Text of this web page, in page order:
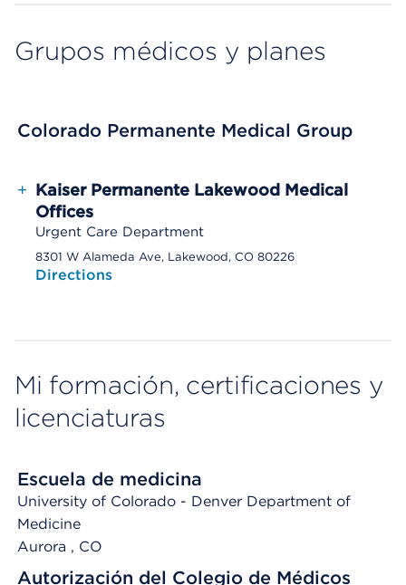
Grupos médicos y planes
Colorado Permanente Medical Group
+ Kaiser Permanente Lakewood Medical
Offices
Urgent Care Department
8301 W Alameda Ave, Lakewood, CO 80226
Directions
Mi formación, certificaciones y
licenciaturas
Escuela de medicina
University of Colorado - Denver Department of
Medicine
Aurora , CO
Autorización del Colegio de Médicos